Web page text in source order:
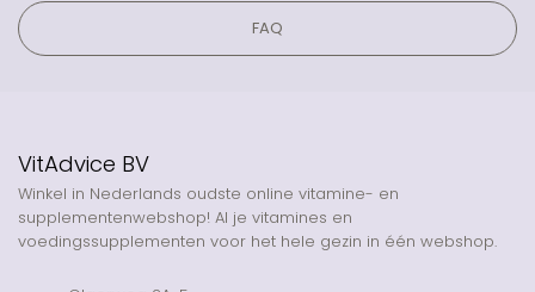
FAQ
VitAdvice BV
Winkel in Nederlands oudste online vitamine- en
supplementenwebshop! Al je vitamines en
voedingssupplementen voor het hele gezin in één webshop.